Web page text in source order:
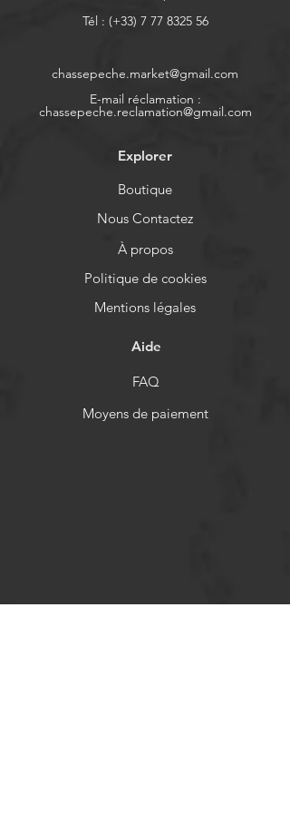
Tél : (+33) 7 77 8325 56
chassepeche.market@gmail.com
E-mail réclamation :
chassepeche.reclamation@gmail.com
Explorer
Boutique
Nous Contactez
À propos
Politique de cookies
Mentions légales
Aide
FAQ
Moyens de paiement